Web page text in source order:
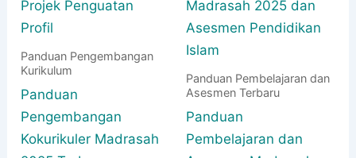
Panduan Pengembangan
Kurikulum
Panduan
Pengembangan
Kokurikuler Madrasah
Panduan Pembelajaran dan
Asesmen Terbaru
Panduan
Pembelajaran dan